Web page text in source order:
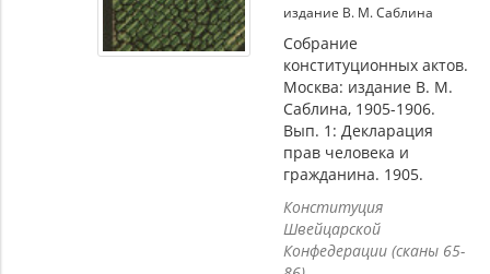
издание В. М. Саблина
Собрание
конституционных актов.
Москва: издание В. М.
Саблина, 1905-1906.
Вып. 1: Декларация
прав человека и
гражданина. 1905.
Конституция
Швейцарской
Конфедерации (сканы 65-